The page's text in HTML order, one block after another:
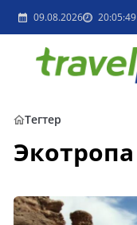
09.08.2026 20:05:49
Тегтер
Экотропа